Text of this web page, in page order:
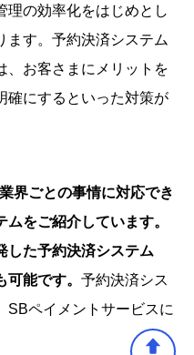
理の効率化をはじめとし
ます。予約決済システム
、お客さまにメリットを
確にするといった対策が
業界ごとの事情に対応でき
をご紹介しています。
した予約決済システム
能です。 予約決済シス
SBペイメントサービスに